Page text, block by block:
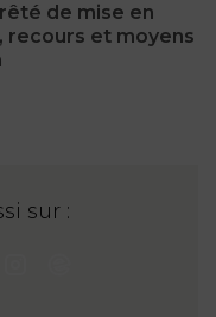
de mise en
recours et moyens
sur :